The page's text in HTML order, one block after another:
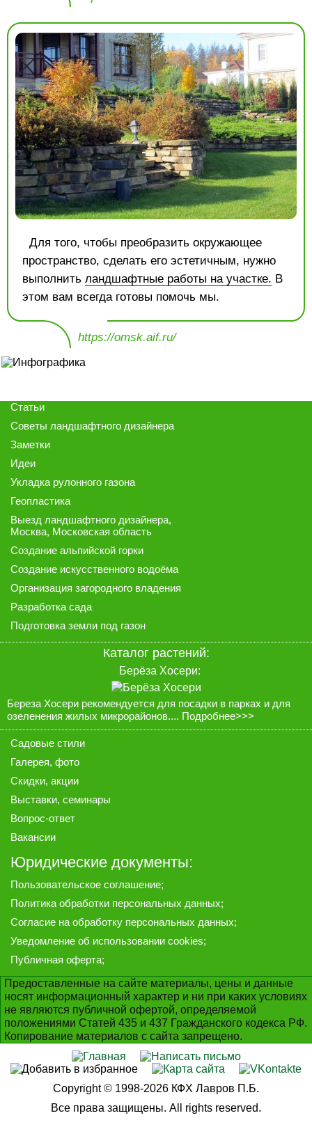
Для того, чтобы преобразить окружающее
пространство, сделать его эстетичным, нужно
выполнить ландшафтные работы на участке. В
этом вам всегда готовы помочь мы.
https://omsk.aif.ru/
Статьи
Советы ландшафтного дизайнера
Заметки
Идеи
Укладка рулонного газона
Геопластика
Выезд ландшафтного дизайнера,
Москва, Московская область
Создание альпийской горки
Создание искусственного водоёма
Организация загородного владения
Разработка сада
Подготовка земли под газон
Каталог растений:
Берёза Хосери:
Береза Хосери рекомендуется для посадки в парках и для
озеленения жилых микрорайонов.... Подробнее>>>
Садовые стили
Галерея, фото
Скидки, акции
Выставки, семинары
Вопрос-ответ
Вакансии
Юридические документы:
Пользовательское соглашение;
Политика обработки персональных данных;
Согласие на обработку персональных данных;
Уведомление об использовании cookies;
Публичная оферта;
Предоставленные на сайте материалы, цены и данные
носят информационный характер и ни при каких условиях
не являются публичной офертой, определяемой
положениями Статей 435 и 437 Гражданского кодекса РФ.
Копирование материалов с сайта запрещено.
Copyright © 1998-2026 КФХ Лавров П.Б.
Все права защищены. All rights reserved.